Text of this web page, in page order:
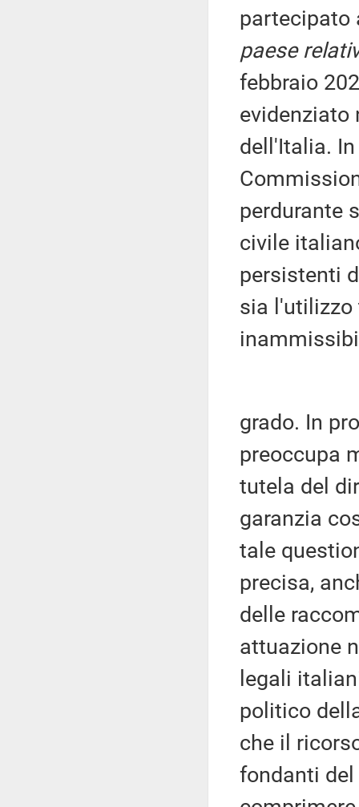
partecipato
paese
febbraio
evidenziato
dell'Italia.
perdurante
civile
persistenti
sia
grado. In
preoccupa
tutela del
garanzia
tale
precisa,
delle
attuazione
legali
politico
che il
fondanti